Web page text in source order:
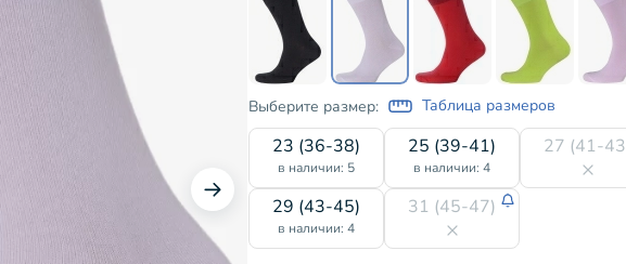
Выберите размер: Таблица размеров
23 (36-38)
в наличии: 5
25 (39-41)
в наличии: 4
27 (41-
29 (43-45)
в наличии: 4
31 (45-47)